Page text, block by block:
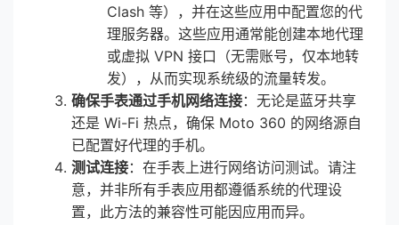
Clash 等），并在这些应用中配置您的代
理服务器。这些应用通常能创建本地代理
或虚拟 VPN 接口（无需账号，仅本地转
发），从而实现系统级的流量转发。
确保手表通过手机网络连接：无论是蓝牙共享
还是 Wi-Fi 热点，确保 Moto 360 的网络源自
已配置好代理的手机。
测试连接：在手表上进行网络访问测试。请注
意，并非所有手表应用都遵循系统的代理设
置，此方法的兼容性可能因应用而异。